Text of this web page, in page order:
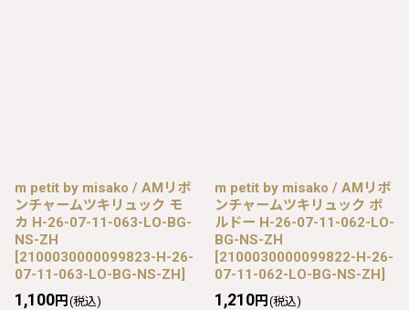
m petit by misako / AMリボ
ンチャームツキリュック モ
カ H-26-07-11-063-LO-BG-
NS-ZH
[2100030000099823-H-26-
07-11-063-LO-BG-NS-ZH]
1,100円 (税込)
m petit by misako / AMリボ
ンチャームツキリュック ボ
ルドー H-26-07-11-062-LO-
BG-NS-ZH
[2100030000099822-H-26-
07-11-062-LO-BG-NS-ZH]
1,210円 (税込)